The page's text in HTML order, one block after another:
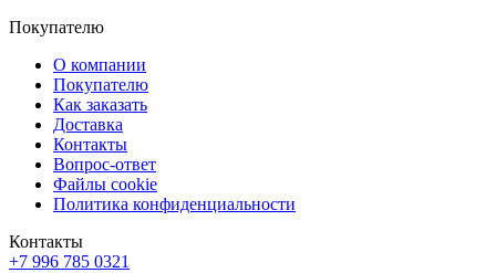
Покупателю
О компании
Покупателю
Как заказать
Доставка
Контакты
Вопрос-ответ
Файлы cookie
Политика конфиденциальности
Контакты
+7 996 785 0321